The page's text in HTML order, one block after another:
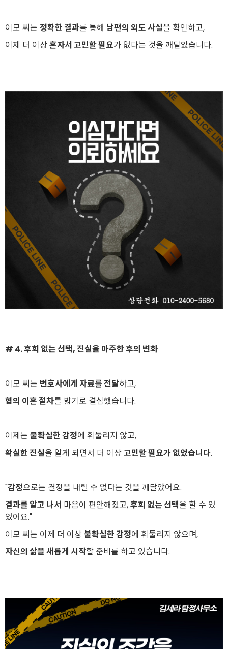
이모 씨는 정확한 결과를 통해 남편의 외도 사실을 확인하고,
이제 더 이상혼자서 고민할 필요가 없다는 것을 깨달았습니다.
# 4. 후회 없는 선택, 진실을 마주한 후의 변화
이모 씨는 변호사에게 자료를 전달하고,
협의 이혼 절차를 밟기로 결심했습니다.
이제는 불확실한 감정에 휘둘리지 않고,
확실한 진실을 알게 되면서 더 이상고민할 필요가 없었습니다.
"감정으로는 결정을 내릴 수 없다는 것을 깨달았어요.
결과를 알고 나서 마음이 편안해졌고,후회 없는 선택을 할 수 있
었어요."
이모 씨는 이제 더 이상불확실한 감정에 휘둘리지 않으며,
자신의 삶을 새롭게 시작할 준비를 하고 있습니다.